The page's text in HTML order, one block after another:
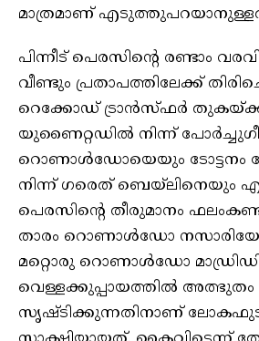
മാത്രമാണ്
പിന്നീട് പെരസിന്റെ രണ്ടാം
വീണ്ടും പ്രതാപത്തിലേക്ക്
റെക്കോഡ് ട്രാന്‍സ്ഫര്‍ തുകയ്ക്ക്
യുണൈറ്റഡില്‍ നിന്ന് പോര്‍ച്ചുഗീസ്
റൊണാള്‍ഡോയെയും ടോട്ടനം
നിന്ന് ഗരെത് ബെയ്ലിനെയും
പെരസിന്റെ തീരുമാനം
താരം റൊണാള്‍ഡോ
മറ്റൊരു റൊണാള്‍ഡോ
വെള്ളക്കുപ്പായത്തില്‍ അത്ഭുതം
സൃഷ്ടിക്കുന്നതിനാണ്